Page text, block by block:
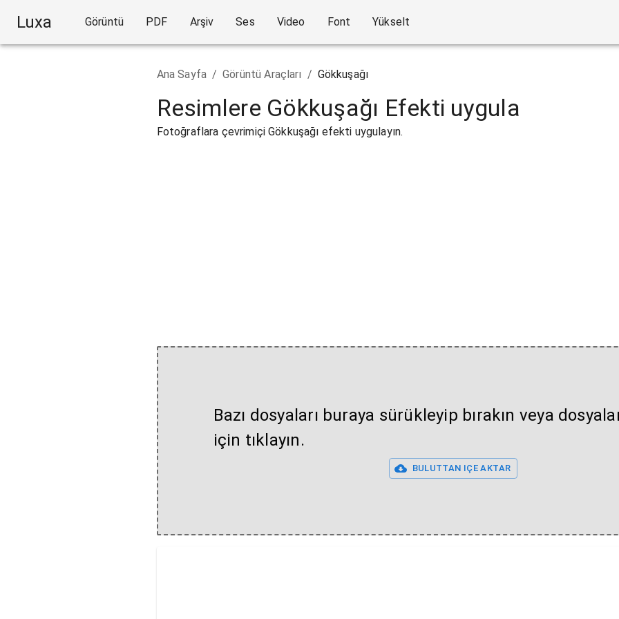
Luxa Görüntü PDF Arşiv Ses Video Font Yükselt
Ana Sayfa / Görüntü Araçları / Gökkuşağı
Resimlere Gökkuşağı Efekti uygula
Fotoğraflara çevrimiçi Gökkuşağı efekti uygulayın.
Bazı dosyaları buraya sürükleyip bırakın veya
için tıklayın.
BULUTTAN IÇE AKTAR